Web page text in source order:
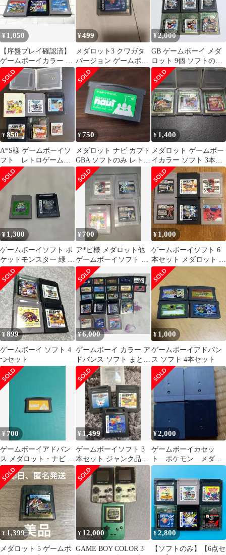
¥ 1,050
【序盤プレイ確認済】
ゲームボーイカラー ソ
フト 3本セット ワリオ
ランド3 他
¥499
メダロット3 クワガタ
バージョン ゲームボー
イカラー専用
¥2,000
GB ゲームボーイ メダ
ロット 9個 ソフトのみ
まとめ セット 動作未確
認 ジャンク品 6100231
¥850
A*S様 ゲームボーイソ
フト レトロゲーム
ゲームボーイカラー
3DSカセット
¥750
メダロット ナビ カブト
GBA ソフトのみ レトロ
ゲーム a0218
¥ 1,400
メダロット ゲームボー
イカラー ソフト 3本セ
ット
¥ 1,300
ゲームボーイソフト ポ
ケットモンスター 緑 メ
ダロットカードロボト
ル2本セット
¥ 700
ア*ピ様 メダロット他
ゲームボーイソフト 4
本セット
¥ 1,000
ゲームボーイソフト 6
本セット メダロット テ
トリス
¥899
ゲームボーイ ソフト 4
つセット
¥6,000
ゲームボーイ カラー ア
ドバンス ソフト まとめ
売り ジャンク
¥ 1,000
ゲームボーイアドバン
ス ソフト 4本セット
¥ 700
ゲームボーイアドバン
ス メダロット・ナビ ク
ワガタバージョン
¥ 1,499
ゲームボーイソフト 3
本セット ジャンク品扱
い
¥2,000
ゲームボーイカセッ
ト ポケモン メダロ
ット2
¥ 1,399
メダロット 5 ゲームボ
¥ 12,000
GAME BOY COLOR 3
¥2,800
【ソフトのみ】【6点セ